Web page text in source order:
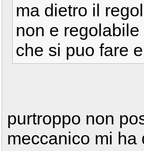
ma dietro il
non e
che si puo fare
purtroppo non
meccanico mi